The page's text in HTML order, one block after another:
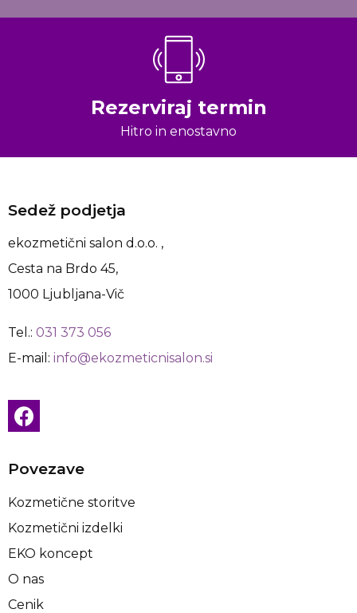
Rezerviraj termin
Hitro in enostavno
Sedež podjetja
ekozmetični salon d.o.o. ,
Cesta na Brdo 45,
1000 Ljubljana-Vič
Tel.: 031 373 056
E-mail: info@ekozmeticnisalon.si
Povezave
Kozmetične storitve
Kozmetični izdelki
EKO koncept
O nas
Cenik